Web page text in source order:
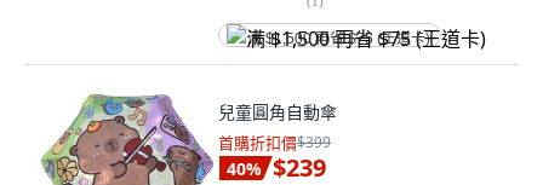
满 $1,500 再省 $75 (王道卡)
兒童圓角自動傘
首購折扣價$399
40% $239